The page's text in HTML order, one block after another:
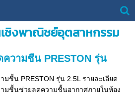
ชิงพาณิชย์อุตสาหกรรม
ความชื้น PRESTON รุ่น
มชื้น PRESTON รุ่น 2.5L รายละเอียด
ามชื้นช่วยลดความชื้นอากาศภายในห้อง